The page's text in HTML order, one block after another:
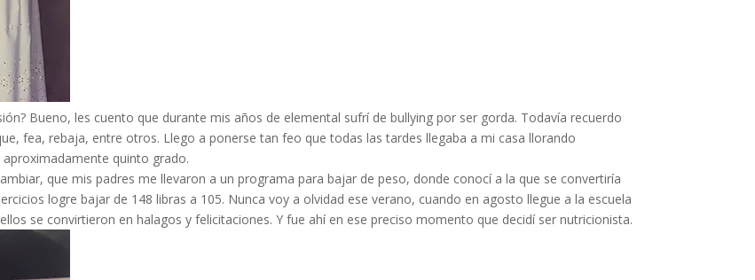
Bueno, les cuento que durante mis años de elemental sufrí de bullying por ser gorda. Todavía recuerdo
fea, rebaja, entre otros. Llego a ponerse tan feo que todas las tardes llegaba a mi casa llorando
quinto grado.
que mis padres me llevaron a un programa para bajar de peso, donde conocí a la que se convertiría
logre bajar de 148 libras a 105. Nunca voy a olvidad ese verano, cuando en agosto llegue a la escuela
se convirtieron en halagos y felicitaciones. Y fue ahí en ese preciso momento que decidí ser nutricionista.